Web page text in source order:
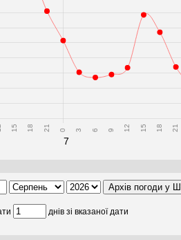
15 18 21
7
0 3 6 9 12 15 18 21
днів зі вказаної дати